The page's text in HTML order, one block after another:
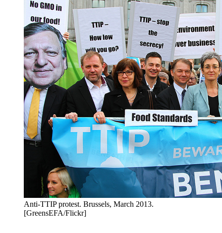
Anti-TTIP protest. Brussels, March 2013.
[GreensEFA/Flickr]